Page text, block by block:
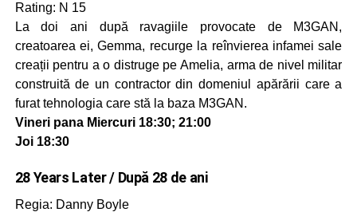
Rating: N 15
La doi ani după ravagiile provocate de M3GAN,
creatoarea ei, Gemma, recurge la reînvierea infamei sale
creații pentru a o distruge pe Amelia, arma de nivel militar
construită de un contractor din domeniul apărării care a
furat tehnologia care stă la baza M3GAN.
Vineri pana Miercuri 18:30; 21:00
Joi 18:30
28 Years Later / După 28 de ani
Regia: Danny Boyle